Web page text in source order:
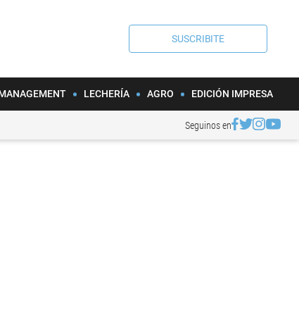
SUSCRIBITE
LECHERÍA AGRO EDICIÓN IMPRESA
Seguinos en